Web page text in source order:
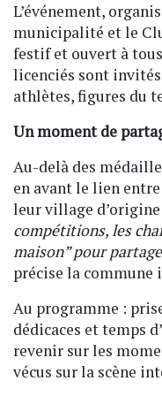
L’événement,
municipalité et le
festif et ouvert à
licenciés sont
athlètes, figures du
Un moment de
Au-delà des
en avant le lien
leur village d’origine
compétitions, les
maison” pour
précise la commune
Au programme :
dédicaces et temps
revenir sur les
vécus sur la scène